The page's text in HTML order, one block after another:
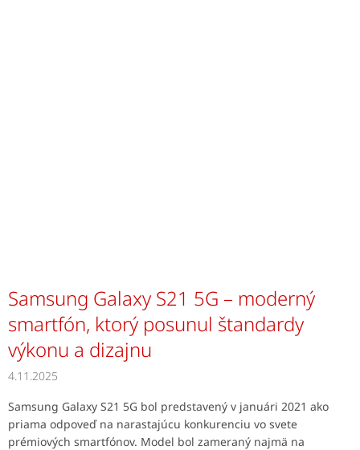
Samsung Galaxy S21 5G – moderný
smartfón, ktorý posunul štandardy
výkonu a dizajnu
4.11.2025
Samsung Galaxy S21 5G bol predstavený v januári 2021 ako
priama odpoveď na narastajúcu konkurenciu vo svete
prémiových smartfónov. Model bol zameraný najmä na